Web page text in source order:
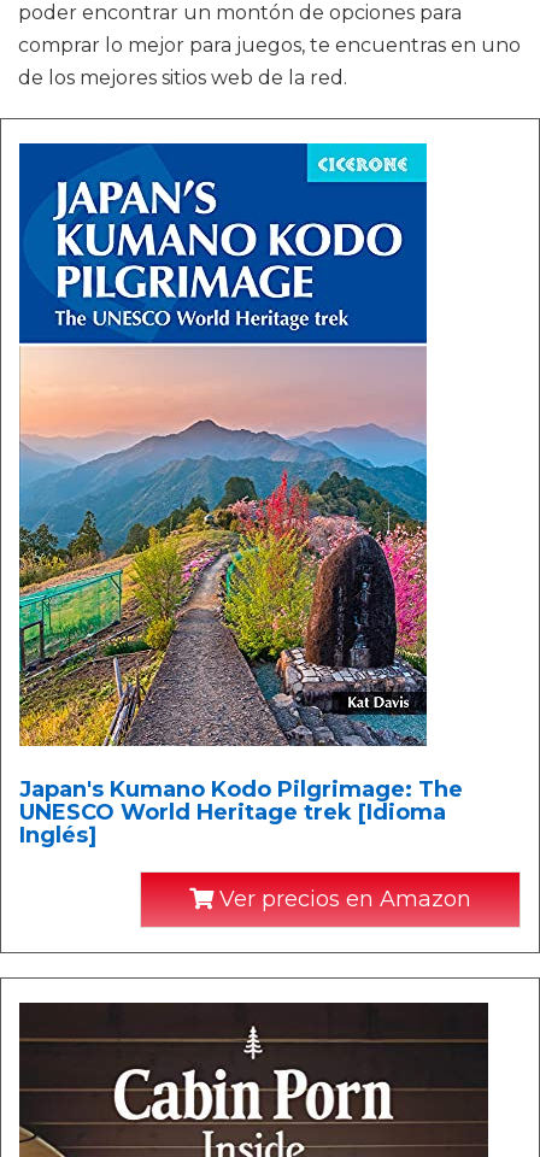
poder encontrar un montón de opciones para
comprar lo mejor para juegos, te encuentras en uno
de los mejores sitios web de la red.
Japan's Kumano Kodo Pilgrimage: The
UNESCO World Heritage trek [Idioma
Inglés]
Ver precios en Amazon